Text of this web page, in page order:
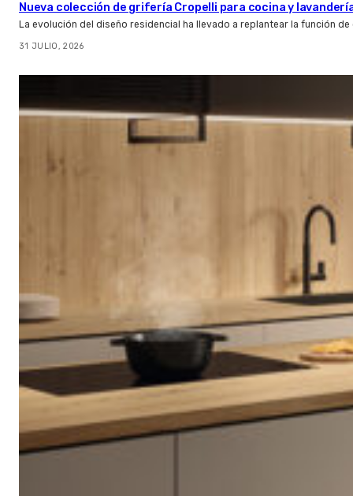
Nueva colección de grifería Cropelli para cocina y
La evolución del diseño residencial ha llevado a replantear la función
31 JULIO, 2026